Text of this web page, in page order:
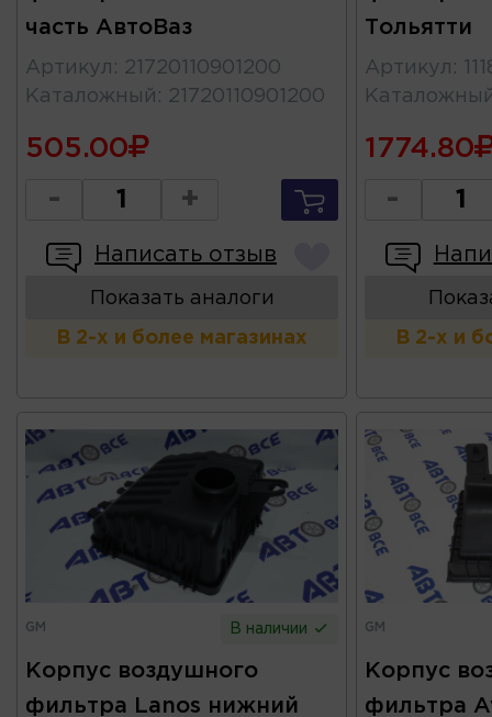
часть АвтоВаз
Артикул : 21720110901200
Каталожный : 21720110901200
505.00
- +
Написать отзыв
Показать аналоги
В 2-х и более магазинах
Тольятти
Артикул :
1774.80
-
В 2-х и
GM В наличии
Корпус воздушного
фильтра Lanos нижний
GM
Корпус
фильтра